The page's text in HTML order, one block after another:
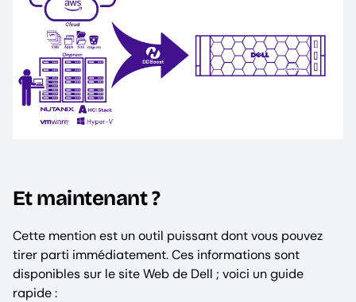
Et maintenant ?
Cette mention est un outil puissant dont vous pouvez
tirer parti immédiatement. Ces informations sont
disponibles sur le site Web de Dell ; voici un guide
rapide :